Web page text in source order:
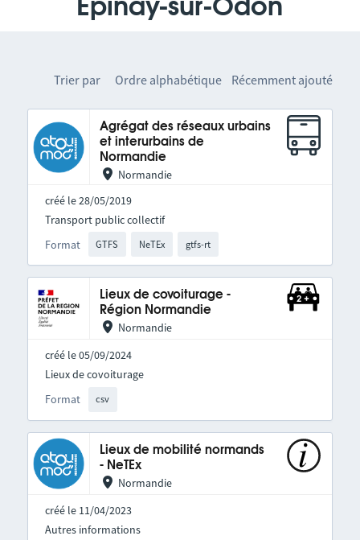
Épinay-sur-Odon
Trier par Ordre alphabétique Récemment ajouté
Agrégat des réseaux urbains
et interurbains de
Normandie
Normandie
créé le 28/05/2019
Format GTFS NeTEx gtfs-rt
Transport public collectif
Lieux de covoiturage -
Région Normandie
Normandie
créé le 05/09/2024
Format csv
Lieux de covoiturage
Lieux de mobilité normands
- NeTEx
Normandie
créé le 11/04/2023
Autres informations